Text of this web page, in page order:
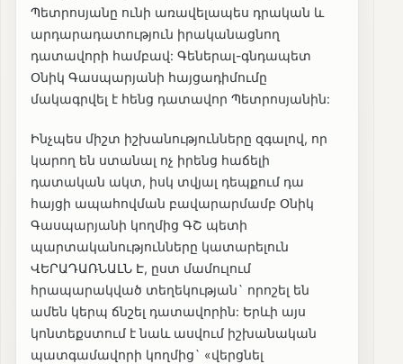
Պետրոսյանը ունի առավելապես դրական և
արդարադատություն իրականացնող
դատավորի համբավ: Գեներալ-գնդապետ
Օնիկ Գասպարյանի հայցադիմումը
մակագրվել է հենց դատավոր Պետրոսյանին:
Ինչպես միշտ իշխանությունները զգալով, որ
կարող են ստանալ ոչ իրենց հաճելի
դատական ակտ, իսկ տվյալ դեպքում դա
հայցի ապահովման բավարարմամբ Օնիկ
Գասպարյանի կողմից ԳՇ պետի
պարտականությունները կատարելուն
ՎԵՐԱԴԱՌՆԱԼՆ Է, ըստ մամուլում
հրապարակված տեղեկության` որոշել են
ամեն կերպ ճնշել դատավորին: Երևի այս
կոնտեքստում է նաև ասվում իշխանական
պատգամավորի կողմից` «վերցնել